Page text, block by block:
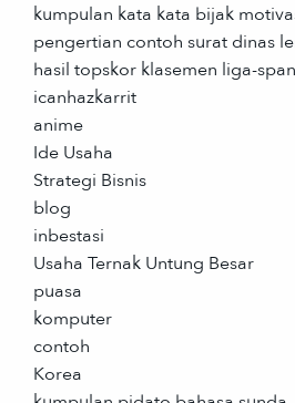
kumpulan kata kata bijak
pengertian contoh surat dinas
hasil topskor klasemen liga-
icanhazkarrit
anime
Ide Usaha
Strategi Bisnis
blog
inbestasi
Usaha Ternak Untung Besar
puasa
komputer
contoh
Korea